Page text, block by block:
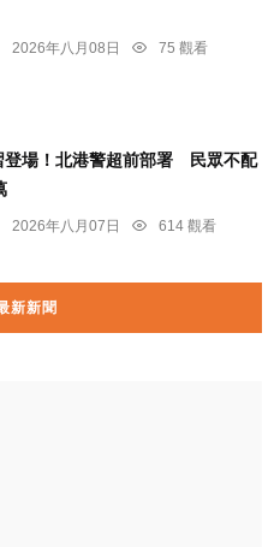
2026年八月08日
75 觀看
登場！北港警超前部署 民眾不配
2026年八月07日
614 觀看
新新聞